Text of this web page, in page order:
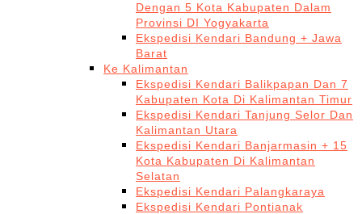
Dengan 5 Kota Kabupaten Dalam
Provinsi DI Yogyakarta
Ekspedisi Kendari Bandung + Jawa
Barat
Ke Kalimantan
Ekspedisi Kendari Balikpapan Dan 7
Kabupaten Kota Di Kalimantan Timur
Ekspedisi Kendari Tanjung Selor Dan
Kalimantan Utara
Ekspedisi Kendari Banjarmasin + 15
Kota Kabupaten Di Kalimantan
Selatan
Ekspedisi Kendari Palangkaraya
Ekspedisi Kendari Pontianak